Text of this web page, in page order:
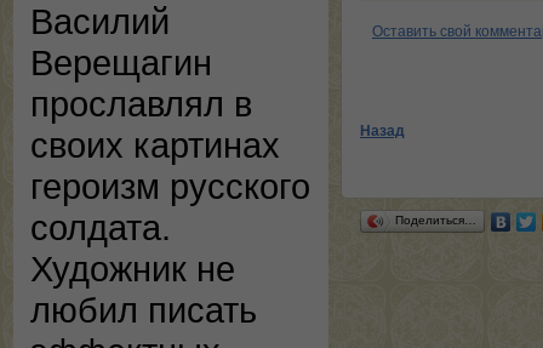
Василий
Верещагин
прославлял в
своих картинах
героизм русского
солдата.
Художник не
любил писать
Оставить свой
Назад
Поделиться…